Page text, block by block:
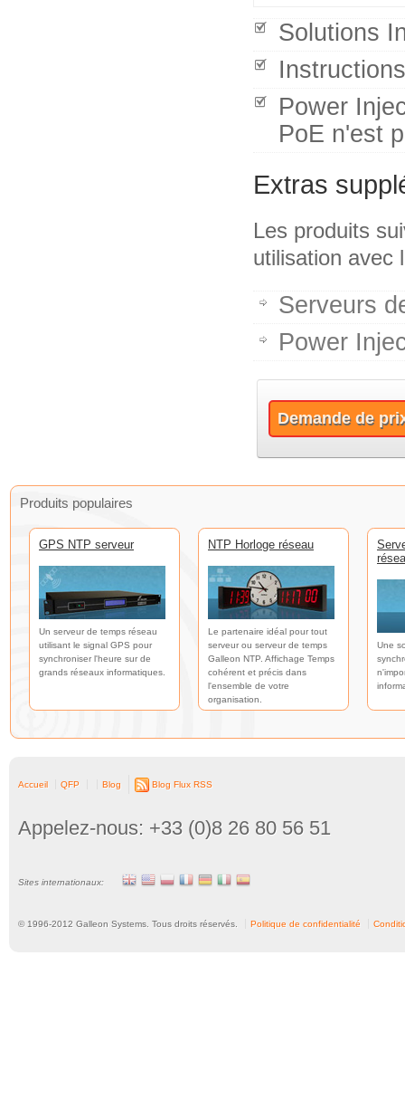
Solutions
Instructions
Power
PoE n'est
Extras
Les produits
utilisation avec
Serveurs
Power
Demande de
Produits populaires
GPS NTP serveur
Un serveur de temps réseau
utilisant le signal GPS pour
synchroniser l'heure sur de
grands réseaux informatiques.
NTP Horloge réseau
Le partenaire idéal pour tout
serveur ou serveur de temps
Galleon NTP. Affichage Temps
cohérent et précis dans
l'ensemble de votre
organisation.
Une
Accueil QFP Blog Blog Flux RSS
Appelez-nous: +33 (0)8 26 80 56 51
Sites internationaux:
© 1996-2012 Galleon Systems. Tous droits réservés. Politique de confidentialité